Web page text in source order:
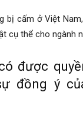
bị cấm ở Việt
cụ thể cho ngành
được
đồng ý